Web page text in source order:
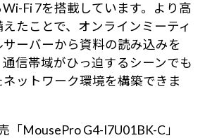
Fi 7を搭載しています。より高
たことで、オンラインミーティ
ーバーから資料の読み込みを
信帯域がひっ迫するシーンでも
ットワーク環境を構築できま
MousePro G4-I7U01BK-C」